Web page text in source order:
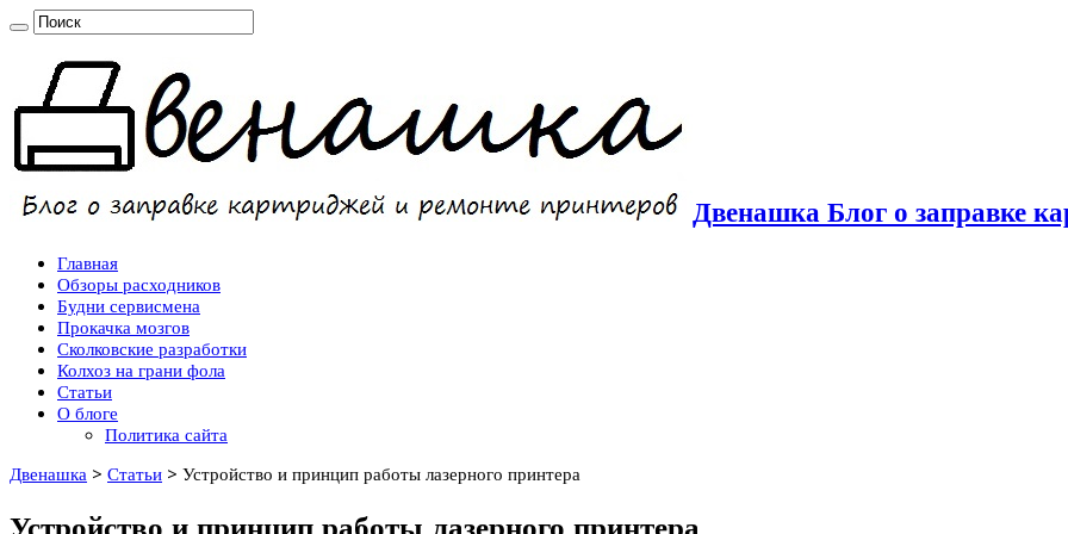
Двенашка Блог о заправке
Главная
Обзоры расходников
Будни сервисмена
Прокачка мозгов
Сколковские разработки
Колхоз на грани фола
Статьи
О блоге
Политика сайта
Двенашка > Статьи > Устройство и принцип работы лазерного принтера